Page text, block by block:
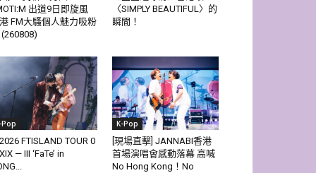
出道9日即旋風
FM大騷個人魅力吸粉
〈SIMPLY BEAUTIFUL〉的
瞬間！
Pop
2026 FTISLAND TOUR 0
— III ‘FaTe’ in
K-Pop
[現場直擊] JANNABI香港
首場演唱會感動落幕 高喊
No Hong Kong！No